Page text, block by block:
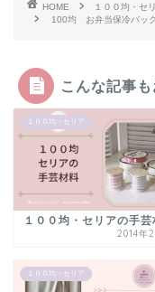
HOME
１００均・セ
100均 お弁当保冷バッ
こんな記事
１００均・セリア
１００均・セリアの手芸
2014年
１００均・セリア